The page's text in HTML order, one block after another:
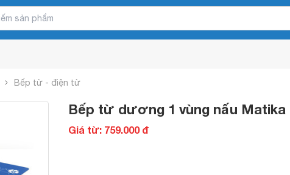
Bếp từ - điện từ
Bếp từ dương 1 vùng nấu Matika
Giá từ: 759.000 đ